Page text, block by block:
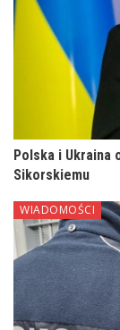
Polska i Ukraina
Sikorskiemu
WIADOMOŚCI